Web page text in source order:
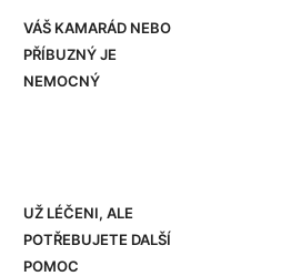
VÁŠ KAMARÁD NEBO
PŘÍBUZNÝ JE
NEMOCNÝ
UŽ LÉČENI, ALE
POTŘEBUJETE DALŠÍ
POMOC